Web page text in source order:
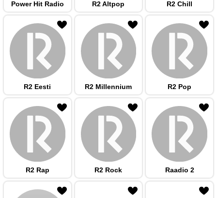
Power Hit Radio R2 Altpop R2 Chill
R2 Eesti R2 Millennium R2 Pop
R2 Rap R2 Rock Raadio 2